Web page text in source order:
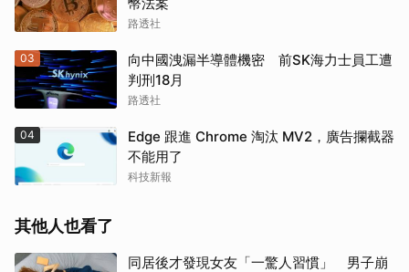
路透社
03
向中國洩漏半導體機密 前SK海力士員工遭
判刑18月
路透社
04
Edge 跟進 Chrome 淘汰 MV2，廣告攔截器
不能用了
科技新報
其他人也看了
同居後才發現女友「一驚人習慣」 男子崩